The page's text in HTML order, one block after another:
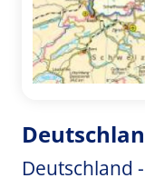
Deutschland